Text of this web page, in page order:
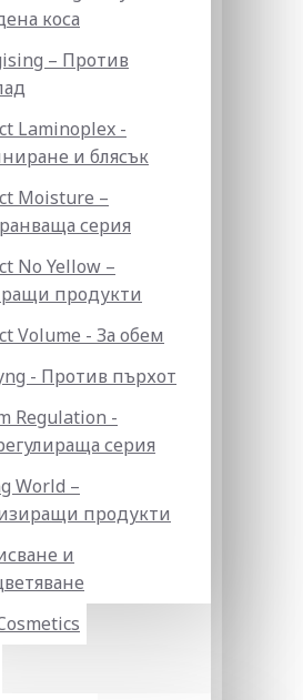
коса
– Против
Laminoplex -
и блясък
Moisture –
серия
No Yellow –
продукти
Volume - За обем
- Против пърхот
Regulation -
серия
World –
продукти
и